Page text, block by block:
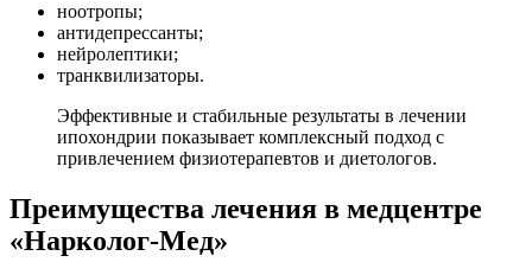
ноотропы;
антидепрессанты;
нейролептики;
транквилизаторы.
Эффективные и стабильные результаты в лечении
ипохондрии показывает комплексный подход с
привлечением физиотерапевтов и диетологов.
Преимущества лечения в медцентре
«Нарколог-Мед»